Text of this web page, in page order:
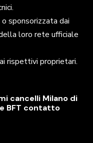
sponsorizzata dai
loro rete ufficiale
rispettivi proprietari.
cancelli Milano di
BFT contatto